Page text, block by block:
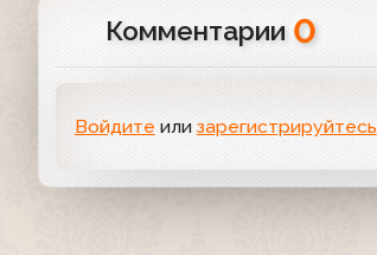
Комментарии 0
Войдите или зарегистрируйтесь